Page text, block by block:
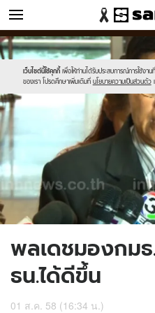
ข่าว
เว็บไซต์นี้ใช้คุกกี้ เพื่อให้ท่านได้รับประสบการณ์การใช้งา
ของเรา โปรดศึกษาเพิ่มเติมที่ นโยบายความเป็นส่วนตัว
Sanook
//s.isanook.com/sr/0/images/logo-
new-
sanook.png
600
60
//s.isanook.com/ns/0/ud/368/
01.jpg
พลเดชมองกม
ธน.ได้ดีขึ้น
01 ส.ค. 58 (16:34 น.)